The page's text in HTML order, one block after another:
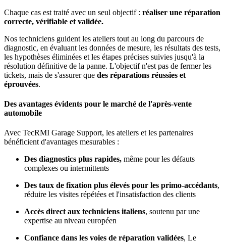
Chaque cas est traité avec un seul objectif : réaliser une réparation
correcte, vérifiable et validée.
Nos techniciens guident les ateliers tout au long du parcours de
diagnostic, en évaluant les données de mesure, les résultats des tests,
les hypothèses éliminées et les étapes précises suivies jusqu'à la
résolution définitive de la panne. L'objectif n'est pas de fermer les
tickets, mais de s'assurer que des réparations réussies et
éprouvées.
Des avantages évidents pour le marché de l'après-vente
automobile
Avec TecRMI Garage Support, les ateliers et les partenaires
bénéficient d'avantages mesurables :
Des diagnostics plus rapides, même pour les défauts
complexes ou intermittents
Des taux de fixation plus élevés pour les primo-accédants,
réduire les visites répétées et l'insatisfaction des clients
Accès direct aux techniciens italiens, soutenu par une
expertise au niveau européen
Confiance dans les voies de réparation validées, Le